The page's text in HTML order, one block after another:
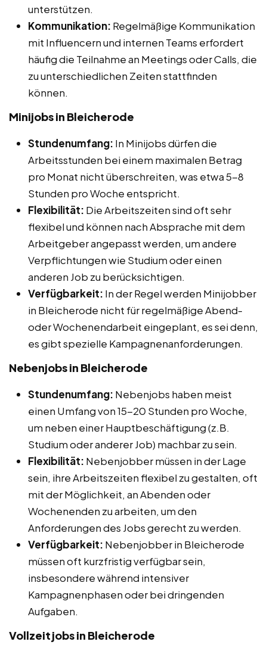
unterstützen.
Kommunikation: Regelmäßige Kommunikation
mit Influencern und internen Teams erfordert
häufig die Teilnahme an Meetings oder Calls, die
zu unterschiedlichen Zeiten stattfinden
können.
Minijobs in Bleicherode
Stundenumfang: In Minijobs dürfen die
Arbeitsstunden bei einem maximalen Betrag
pro Monat nicht überschreiten, was etwa 5-8
Stunden pro Woche entspricht.
Flexibilität: Die Arbeitszeiten sind oft sehr
flexibel und können nach Absprache mit dem
Arbeitgeber angepasst werden, um andere
Verpflichtungen wie Studium oder einen
anderen Job zu berücksichtigen.
Verfügbarkeit: In der Regel werden Minijobber
in Bleicherode nicht für regelmäßige Abend-
oder Wochenendarbeit eingeplant, es sei denn,
es gibt spezielle Kampagnenanforderungen.
Nebenjobs in Bleicherode
Stundenumfang: Nebenjobs haben meist
einen Umfang von 15-20 Stunden pro Woche,
um neben einer Hauptbeschäftigung (z.B.
Studium oder anderer Job) machbar zu sein.
Flexibilität: Nebenjobber müssen in der Lage
sein, ihre Arbeitszeiten flexibel zu gestalten, oft
mit der Möglichkeit, an Abenden oder
Wochenenden zu arbeiten, um den
Anforderungen des Jobs gerecht zu werden.
Verfügbarkeit: Nebenjobber in Bleicherode
müssen oft kurzfristig verfügbar sein,
insbesondere während intensiver
Kampagnenphasen oder bei dringenden
Aufgaben.
Vollzeitjobs in Bleicherode